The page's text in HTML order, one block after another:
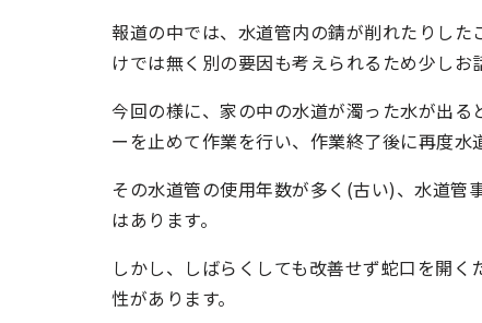
報道の中では、水道管内の錆が削れたりし
けでは無く別の要因も考えられるため少しお
今回の様に、家の中の水道が濁った水が出
ーを止めて作業を行い、作業終了後に再度水
その水道管の使用年数が多く(古い)、水道管
はあります。
しかし、しばらくしても改善せず蛇口を開
性があります。